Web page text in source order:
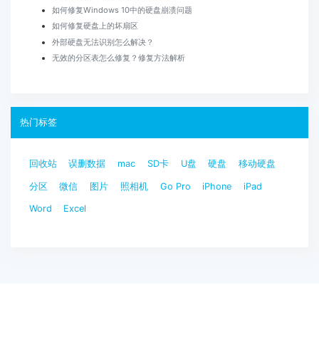
如何修复Windows 10中的硬盘崩溃问题
如何修复硬盘上的坏扇区
外部硬盘无法识别怎么解决？
无效的分区表怎么修复？修复方法解析
热门标签
回收站 误删数据 mac SD卡 U盘 硬盘 移动硬盘
分区 微信 图片 照相机 Go Pro iPhone iPad
Word Excel